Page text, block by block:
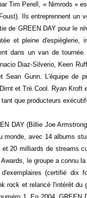
Tim Perell, « Nimrods »
Ils entreprennent un
de GREEN DAY pour le
et pleine d'espièglerie,
dans un van de
Diaz-Silverio, Keen
Sean Gunn. L'équipe de
et Tré Cool. Ryan Kroft
que producteurs
DAY (Billie Joe
monde, avec 14 albums
20 milliards de streams
le groupe a connu
(certifié dix
rock et relancé l'intérêt du